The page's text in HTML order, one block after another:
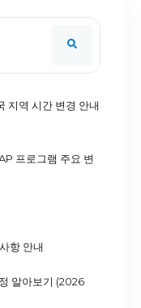
지역 시간 변경 안내
프로그램 주요 변
항 안내
알아보기 (2026